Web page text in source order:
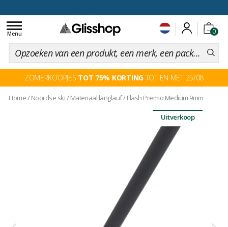
0
Toggle
navigation
Menu
ZOMERKOOPJES TOT 75% KORTINGTOT EN MET 25/08
Home/ Noordse ski/Materiaal langlauf/Flash Premio Medium 9mm
Uitverkoop